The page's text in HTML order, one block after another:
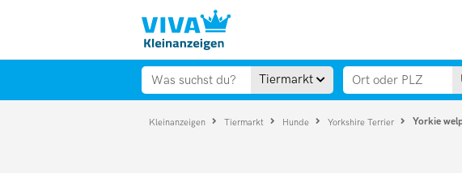
Tiermarkt
Kleinanzeigen Tiermarkt Hunde Yorkshire Terrier Yorkie